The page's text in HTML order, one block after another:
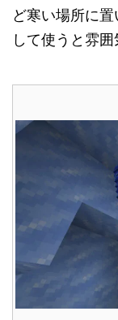
ど寒い場所に
して使うと雰囲